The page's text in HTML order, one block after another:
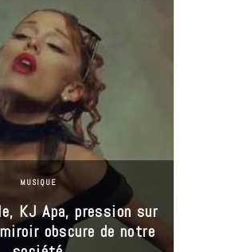
MUSIQUE
KJ Apa, pression sur
obscure de notre